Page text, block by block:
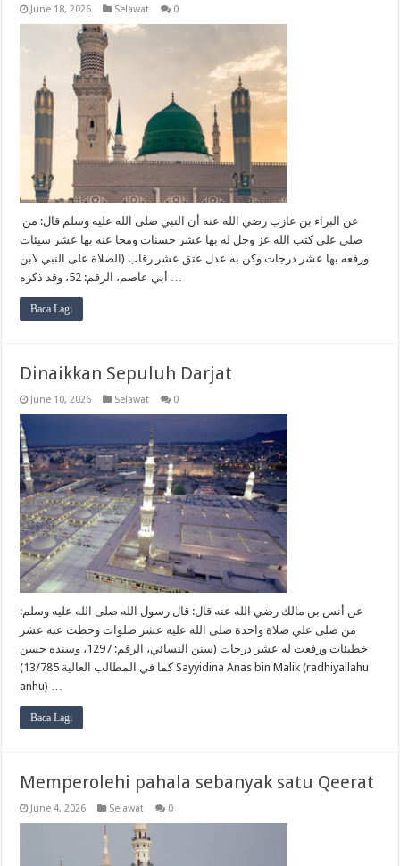
June 18, 2026 Selawat 0
صلى علي كتب الله عز وجل له بها عشر حسنات ومحا عنه بها عشر سيئات
ورفعه بها عشر درجات وكن به عدل عتق عشر رقاب ‏‏(الصلاة على النبي لابن
أبي عاصم، الرقم: 52، وقد ذكره …
Baca Lagi
Dinaikkan Sepuluh Darjat
June 10, 2026 Selawat 0
عن أنس بن مالك رضي الله عنه قال: قال رسول الله صلى الله عليه وسلم:
من صلى علي صلاة واحدة صلى الله عليه عشر صلوات وحطت عنه عشر
خطيئات ورفعت له عشر درجات (سنن النسائي، الرقم: 1297، وسنده حسن
كما في المطالب العالية 13/785) Sayyidina Anas bin Malik (radhiyallahu
anhu) …
Baca Lagi
Memperolehi pahala sebanyak satu Qeerat
June 4, 2026 Selawat 0